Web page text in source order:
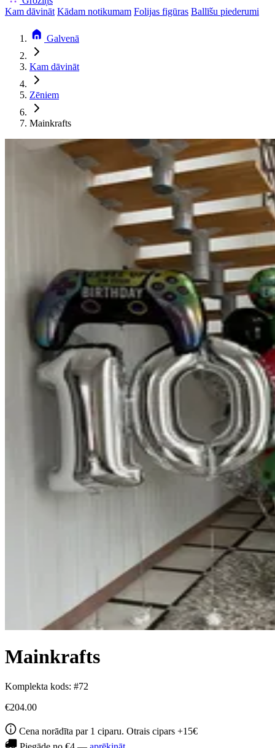
Kam dāvināt Kādam notikumam Folijas figūras Ballīšu piederumi
Galvenā
Kam dāvināt
Zēniem
Mainkrafts
Mainkrafts
Komplekta kods: #72
€204.00
Cena norādīta par 1 ciparu. Otrais cipars +15€